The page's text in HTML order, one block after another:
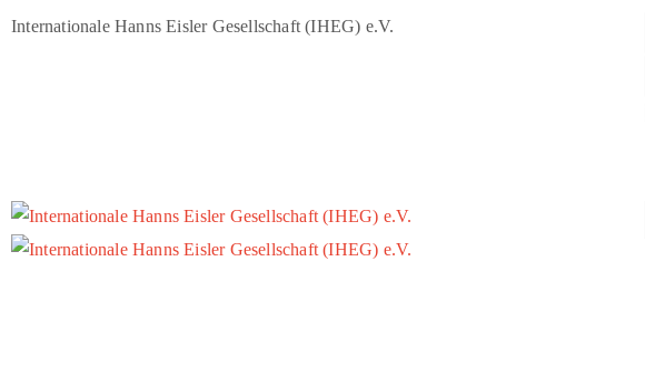
Internationale Hanns Eisler Gesellschaft (IHEG) e.V.